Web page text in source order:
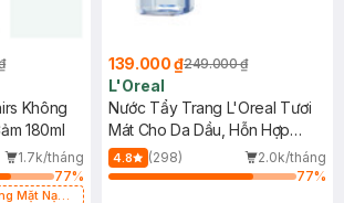
Không
180ml
1.7k/tháng
77%
Mặt Nạ
139.000 ₫249.000 ₫
L'Oreal
Nước Tẩy Trang L'Oreal Tươi
Mát Cho Da Dầu, Hỗn Hợp
400ml
4.8 (298)
2.0k/tháng
77%